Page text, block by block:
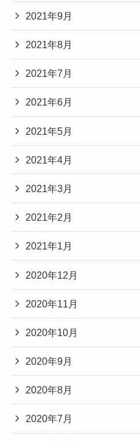
2021年9月
2021年8月
2021年7月
2021年6月
2021年5月
2021年4月
2021年3月
2021年2月
2021年1月
2020年12月
2020年11月
2020年10月
2020年9月
2020年8月
2020年7月